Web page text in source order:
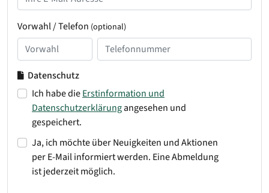
Vorwahl / Telefon (optional)
Datenschutz
Ich habe dieErstinformation und
Datenschutzerklärungangesehen und
gespeichert.
Ja, ich möchte über Neuigkeiten und Aktionen
per E-Mail informiert werden. Eine Abmeldung
ist jederzeit möglich.